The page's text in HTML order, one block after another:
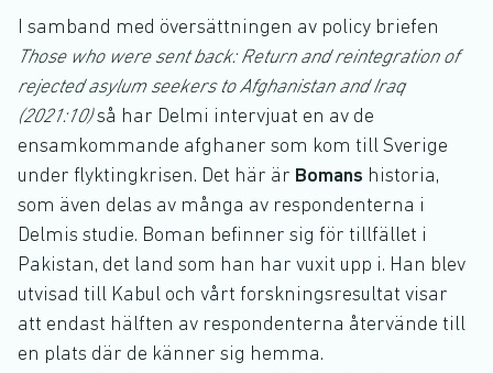
I samband med översättningen av policy briefen
Those who were sent back: Return and reintegration of
rejected asylum seekers to Afghanistan and Iraq
(2021:10)så har Delmi intervjuat en av de
ensamkommande afghaner som kom till Sverige
under flyktingkrisen. Det här är Bomans historia,
som även delas av många av respondenterna i
Delmis studie. Boman befinner sig för tillfället i
Pakistan, det land som han har vuxit upp i. Han blev
utvisad till Kabul och vårt forskningsresultat visar
att endast hälften av respondenterna återvände till
en plats där de känner sig hemma.